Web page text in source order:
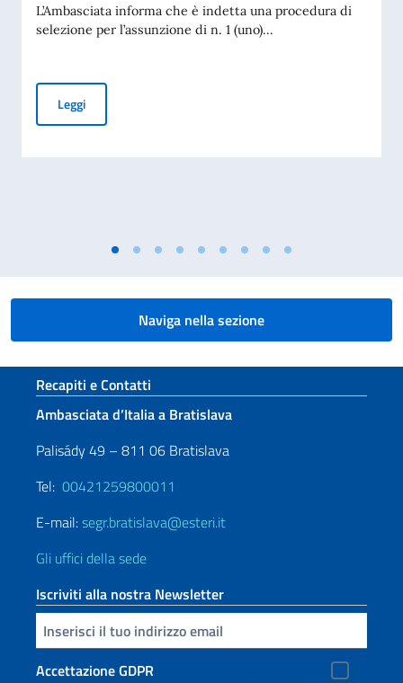
L’Ambasciata informa che è indetta una procedura di
selezione per l’assunzione di n. 1 (uno)...
LeggiAvviso di assunzione
Naviga nella sezione
Sezione footer
Recapiti e Contatti
Ambasciata d’Italia a Bratislava
Palisády 49 – 811 06 Bratislava
Tel: 00421259800011
E-mail:segr.bratislava@esteri.it
Gli uffici della sede
Iscriviti alla nostra Newsletter
Inserisci la tua email
Accettazione GDPR